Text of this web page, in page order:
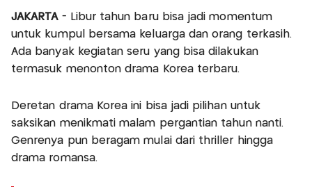
JAKARTA- Libur tahun baru bisa jadi momentum
untuk kumpul bersama keluarga dan orang terkasih.
Ada banyak kegiatan seru yang bisa dilakukan
termasuk menonton drama Korea terbaru.
Deretan drama Korea ini bisa jadi pilihan untuk
saksikan menikmati malam pergantian tahun nanti.
Genrenya pun beragam mulai dari thriller hingga
drama romansa.